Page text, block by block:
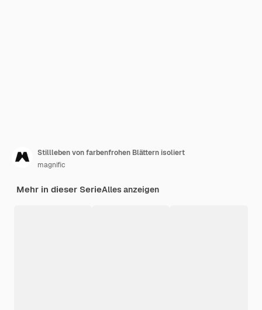
Stillleben von farbenfrohen Blättern isoliert
magnific
Mehr in dieser SerieAlles anzeigen